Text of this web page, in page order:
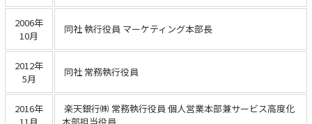
2006年
10月
同社 執行役員 マーケティング本部長
2012年
5月
同社 常務執行役員
2016年
11月
楽天銀行㈱ 常務執行役員 個人営業本部兼サービス高度化
本部担当役員